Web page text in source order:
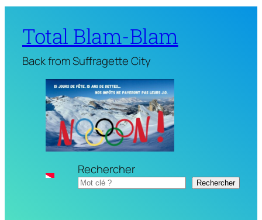
Total Blam-Blam
Back from Suffragette City
Rechercher
Rechercher